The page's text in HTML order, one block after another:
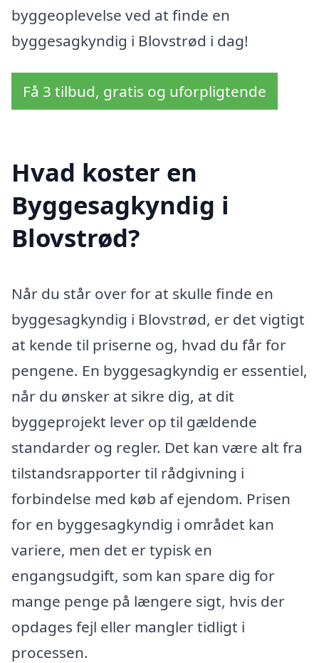
byggeoplevelse ved at finde en
byggesagkyndig i Blovstrød i dag!
Få 3 tilbud, gratis og uforpligtende
Hvad koster en
Byggesagkyndig i
Blovstrød?
Når du står over for at skulle finde en
byggesagkyndig i Blovstrød, er det vigtigt
at kende til priserne og, hvad du får for
pengene. En byggesagkyndig er essentiel,
når du ønsker at sikre dig, at dit
byggeprojekt lever op til gældende
standarder og regler. Det kan være alt fra
tilstandsrapporter til rådgivning i
forbindelse med køb af ejendom. Prisen
for en byggesagkyndig i området kan
variere, men det er typisk en
engangsudgift, som kan spare dig for
mange penge på længere sigt, hvis der
opdages fejl eller mangler tidligt i
processen.